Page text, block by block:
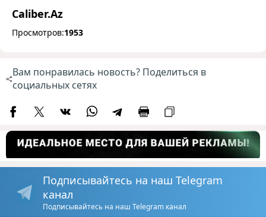
Caliber.Az
Просмотров:1953
Вам понравилась новость? Поделиться в
социальных сетях
Подписывайтесь на наш Telegram
канал
Подписывайтесь на наш Telegram канал